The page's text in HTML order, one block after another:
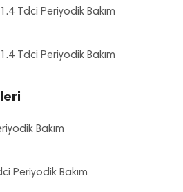
Tdci Periyodik Bakım
Tdci Periyodik Bakım
Bakım
Periyodik Bakım